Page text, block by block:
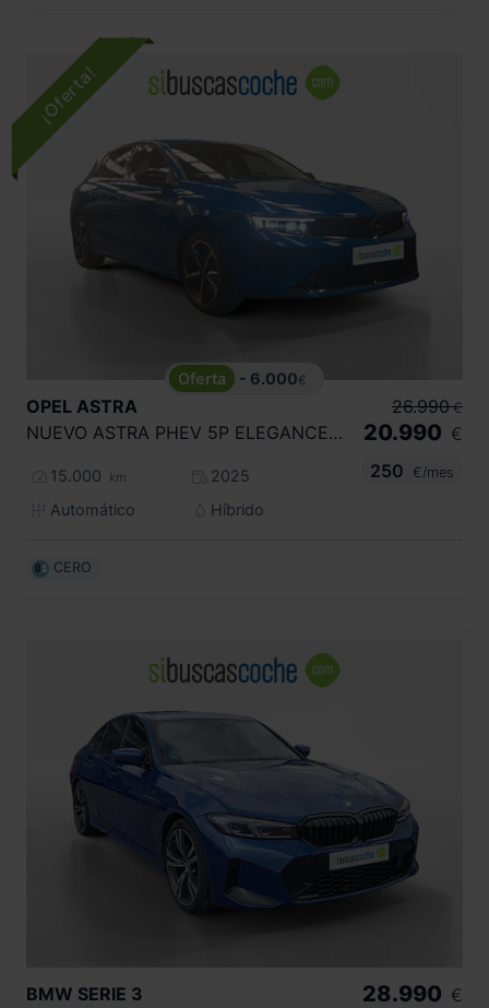
- 6.000€
OPEL ASTRA
NUEVO ASTRA PHEV 5P ELEGANCE 1.6T HYBRID AT8 S/S 180 HP (132KW)
15.000 km
2025
Automático
Híbrido
26.990 €
20.990 €
250
€/mes
CERO
BMW SERIE 3
28.990 €